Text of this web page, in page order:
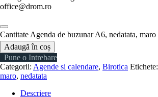
office@drom.ro
Cantitate Agenda de buzunar A6, nedatata, maro
Adaugă în coș
Pune o Intrebare
Categorii: Agende si calendare, Birotica Etichete:
maro, nedatata
Descriere